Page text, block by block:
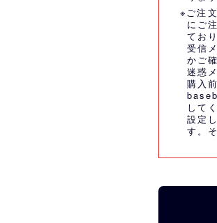
※ご注
にご
てお
受信
かご
迷惑
購入
して
設定
す。